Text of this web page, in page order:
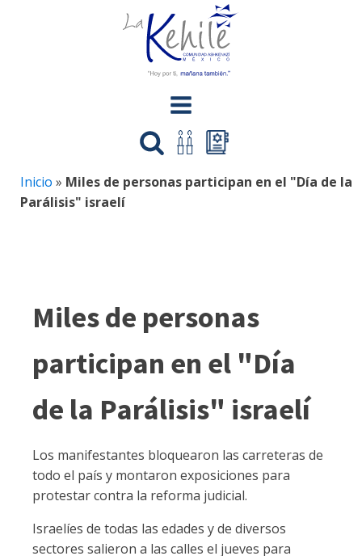
Inicio » Miles de personas participan en el "Día de la
Parálisis" israelí
Miles de personas
participan en el "Día
de la Parálisis" israelí
Los manifestantes bloquearon las carreteras de
todo el país y montaron exposiciones para
protestar contra la reforma judicial.
Israelíes de todas las edades y de diversos
sectores salieron a las calles el jueves para